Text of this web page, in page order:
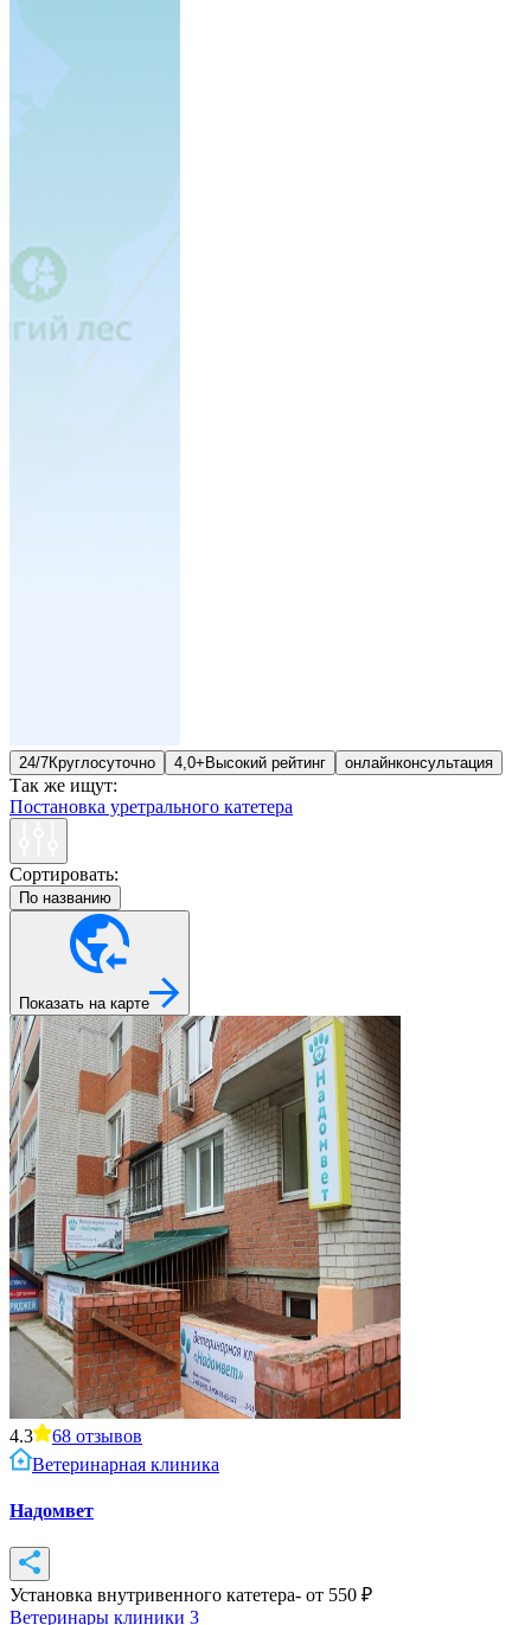
24/7Круглосуточно 4,0+ Высокий рейтинг онлайнконсультация
Так же ищут:
Постановка уретрального катетера
Сортировать:
По названию
Показать на карте
4.3 68 отзывов
Ветеринарная клиника
Надомвет
Установка внутривенного катетера- от 550 ₽
Ветеринары клиники 3